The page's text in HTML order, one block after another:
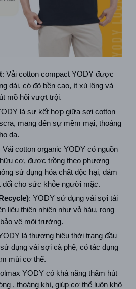
: Vải cotton compact YODY được
dài, có độ bền cao, ít xù lông và
mồ hôi vượt trội.
là sự kết hợp giữa sợi cotton
mang đến sự mềm mại, thoáng
da.
Vải cotton organic YODY có nguồn
cơ, được trồng theo phương
sử dụng hóa chất độc hại, đảm
đối cho sức khỏe người mặc.
: YODY sử dụng vải sợi tái
liệu thiên nhiên như vỏ hàu, rong
vệ môi trường.
là thương hiệu thời trang đầu
dụng vải sợi cà phê, có tác dụng
mùi cơ thể.
YODY có khả năng thấm hút
, thoáng khí, giúp cơ thể luôn khô